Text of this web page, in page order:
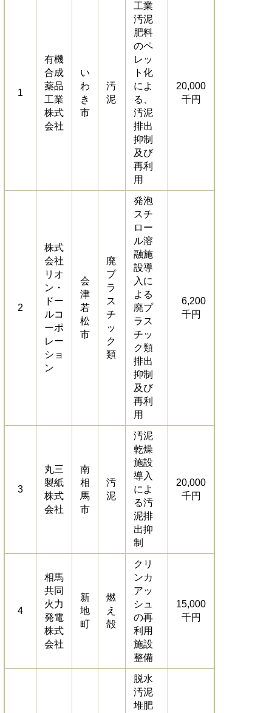
1
有機
合成
薬品
工業
株式
会社
い
わ
き
市
汚
泥
工業
汚泥
肥料
のペ
レッ
ト化
によ
る、
汚泥
排出
抑制
及び
再利
用
20,000
千円
2
株式
会社
リオ
ン・
ドー
ルコ
ーポ
レー
ショ
ン
会
津
若
松
市
廃
プ
ラ
ス
チ
ッ
ク
類
発泡
スチ
ロー
ル溶
融施
設導
入に
よる
廃プ
ラス
チッ
ク類
排出
抑制
及び
再利
用
6,200
千円
3
丸三
製紙
株式
会社
南
相
馬
市
汚
泥
汚泥
乾燥
施設
導入
によ
る汚
泥排
出抑
制
20,000
千円
4
相馬
共同
火力
発電
株式
会社
新
地
町
燃
え
殻
クリ
ンカ
アッ
シュ
の再
利用
施設
整備
15,000
千円
脱水
汚泥
堆肥